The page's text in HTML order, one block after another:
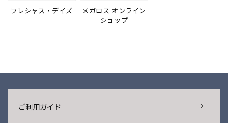
プレシャス・デイズ
メガロス オンライン
ショップ
ご利用ガイド